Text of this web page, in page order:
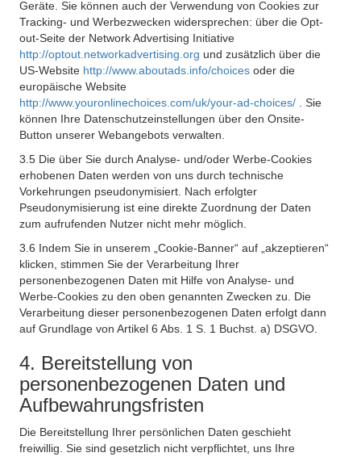
Geräte. Sie können auch der Verwendung von Cookies zur
Tracking- und Werbezwecken widersprechen: über die Opt-
out-Seite der Network Advertising Initiative
http://optout.networkadvertising.org und zusätzlich über die
US-Website http://www.aboutads.info/choices oder die
europäische Website
http://www.youronlinechoices.com/uk/your-ad-choices/
. Sie
können Ihre Datenschutzeinstellungen über den Onsite-
Button unserer Webangebots verwalten.
3.5 Die über Sie durch Analyse- und/oder Werbe-Cookies
erhobenen Daten werden von uns durch technische
Vorkehrungen pseudonymisiert. Nach erfolgter
Pseudonymisierung ist eine direkte Zuordnung der Daten
zum aufrufenden Nutzer nicht mehr möglich.
3.6 Indem Sie in unserem „Cookie-Banner“ auf „akzeptieren“
klicken, stimmen Sie der Verarbeitung Ihrer
personenbezogenen Daten mit Hilfe von Analyse- und
Werbe-Cookies zu den oben genannten Zwecken zu. Die
Verarbeitung dieser personenbezogenen Daten erfolgt dann
auf Grundlage von Artikel 6 Abs. 1 S. 1 Buchst. a) DSGVO.
4. Bereitstellung von
personenbezogenen Daten und
Aufbewahrungsfristen
Die Bereitstellung Ihrer persönlichen Daten geschieht
freiwillig. Sie sind gesetzlich nicht verpflichtet, uns Ihre